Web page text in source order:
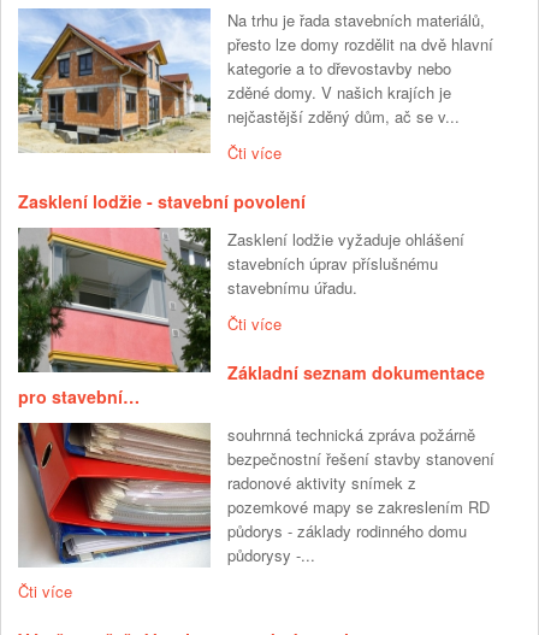
Na trhu je řada stavebních materiálů,
přesto lze domy rozdělit na dvě hlavní
kategorie a to dřevostavby nebo
zděné domy. V našich krajích je
nejčastější zděný dům, ač se v...
Čti více
Zasklení lodžie - stavební povolení
Zasklení lodžie vyžaduje ohlášení
stavebních úprav příslušnému
stavebnímu úřadu.
Čti více
Základní seznam dokumentace
pro stavební…
souhrnná technická zpráva požárně
bezpečnostní řešení stavby stanovení
radonové aktivity snímek z
pozemkové mapy se zakreslením RD
půdorys - základy rodinného domu
půdorysy -...
Čti více